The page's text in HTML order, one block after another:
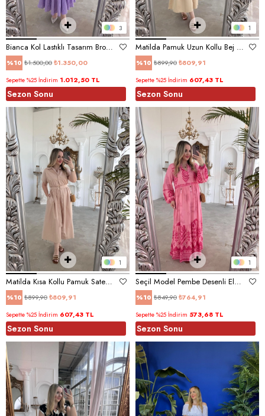
3
Bianca Kol Lastıklı Tasarım Brode Lila Elbise
%10 ₺1.350,00
₺1.500,00
Sepette %25 İndirim 1.012,50 TL
Sezon Sonu
1
Matilda Pamuk Uzun Kollu Bej Renk
%10 ₺809,91
₺899,90
Sepette %25 İndirim 607,43 TL
Sezon Sonu
1
Matilda Kısa Kollu Pamuk Saten Elbise Bej
%10 ₺809,91
₺899,90
Sepette %25 İndirim 607,43 TL
Sezon Sonu
1
Seçil Model Pembe Desenli Elbise
%10 ₺764,91
₺849,90
Sepette %25 İndirim 573,68 TL
Sezon Sonu